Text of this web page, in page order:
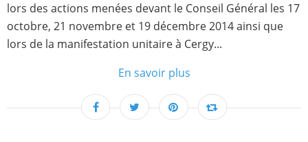
lors des actions menées devant le Conseil Général les 17
octobre, 21 novembre et 19 décembre 2014 ainsi que
lors de la manifestation unitaire à Cergy...
En savoir plus